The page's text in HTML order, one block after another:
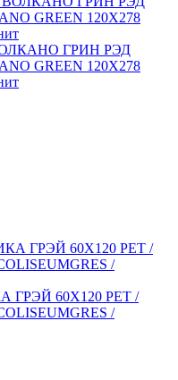
ГРИН РЭД
GREEN 120X278
ГРЭЙ 60X120 РЕТ /
/